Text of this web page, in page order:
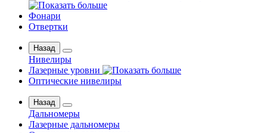
Фонари
Отвертки
Назад
Нивелиры
Лазерные уровни
Оптические нивелиры
Назад
Дальномеры
Лазерные дальномеры